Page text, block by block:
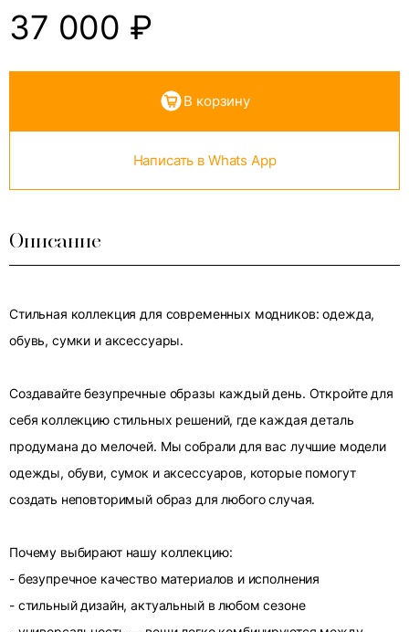
37 000 ₽
В корзину
Написать в Whats App
Описание
Стильная коллекция для современных модников: одежда,
обувь, сумки и аксессуары.
Создавайте безупречные образы каждый день. Откройте для
себя коллекцию стильных решений, где каждая деталь
продумана до мелочей. Мы собрали для вас лучшие модели
одежды, обуви, сумок и аксессуаров, которые помогут
создать неповторимый образ для любого случая.
Почему выбирают нашу коллекцию:
- безупречное качество материалов и исполнения
- стильный дизайн, актуальный в любом сезоне